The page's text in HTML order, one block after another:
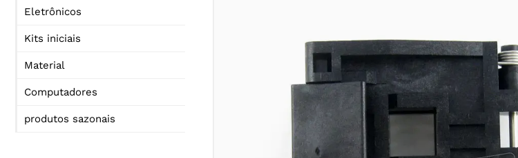
Eletrônicos
Kits iniciais
Material
Computadores
produtos sazonais